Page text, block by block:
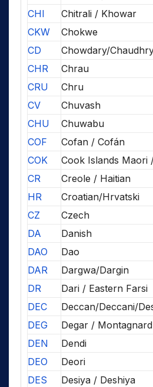
CHI
Chitrali / Khowar
CKW
Chokwe
CD
Chowdary/
CHR
Chrau
CRU
Chru
CV
Chuvash
CHU
Chuwabu
COF
Cofan / Cofán
COK
Cook Islands Maori
CR
Creole / Haitian
HR
Croatian/Hrvatski
CZ
Czech
DA
Danish
DAO
Dao
DAR
Dargwa/Dargin
DR
Dari / Eastern Farsi
DEC
Deccan/Deccani/
DEG
Degar /
DEN
Dendi
DEO
Deori
DES
Desiya / Deshiya